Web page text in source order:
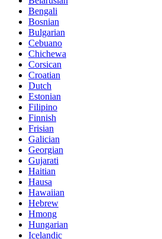
Bengali
Bosnian
Bulgarian
Cebuano
Chichewa
Corsican
Croatian
Dutch
Estonian
Filipino
Finnish
Frisian
Galician
Georgian
Gujarati
Haitian
Hausa
Hawaiian
Hebrew
Hmong
Hungarian
Icelandic